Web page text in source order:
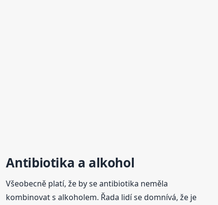
Antibiotika a alkohol
Všeobecně platí, že by se antibiotika neměla
kombinovat s alkoholem. Řada lidí se domnívá, že je